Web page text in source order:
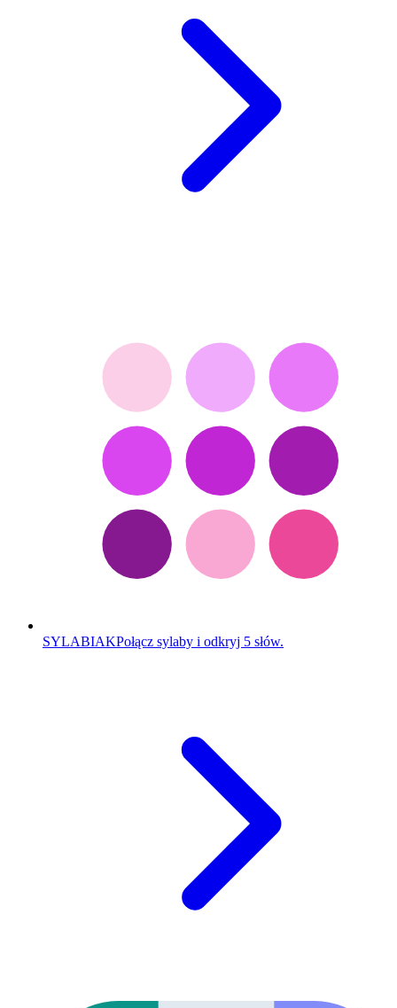
SYLABIAKPołącz sylaby i odkryj 5 słów.